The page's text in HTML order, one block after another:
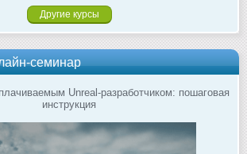
Другие курсы
семинар
Unreal-разработчиком: пошаговая
инструкция